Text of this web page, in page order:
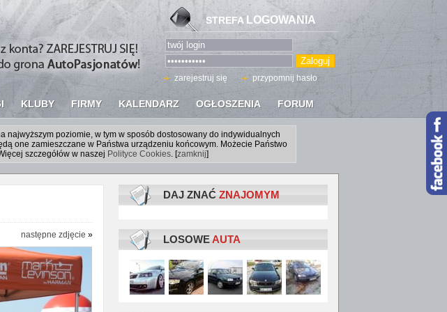
KLUBY FIRMY KALENDARZ OGŁOSZENIA FORUM
STREFA LOGOWANIA
zarejestruj się przypomnij hasło
najwyższym poziomie, w tym w sposób dostosowany do indywidualnych
one zamieszczane w Państwa urządzeniu końcowym. Możecie Państwo
szczegółów w naszej Polityce Cookies. [zamknij]
następne zdjęcie »
DAJ ZNAĆ ZNAJOMYM
LOSOWEAUTA